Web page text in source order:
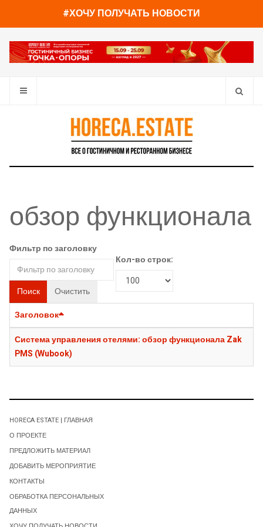
#ХОЧУ ПОЛУЧАТЬ НОВОСТИ
обзор функционала
Фильтр по заголовку
Поиск Очистить
Кол-во строк:
Заголовок
Система управления отелями: обзор функционала Zak
PMS (Wubook)
HORECA ESTATE | ГЛАВНАЯ
О ПРОЕКТЕ
ПРЕДЛОЖИТЬ МАТЕРИАЛ
ДОБАВИТЬ МЕРОПРИЯТИЕ
КОНТАКТЫ
ОБРАБОТКА ПЕРСОНАЛЬНЫХ
ДАННЫХ